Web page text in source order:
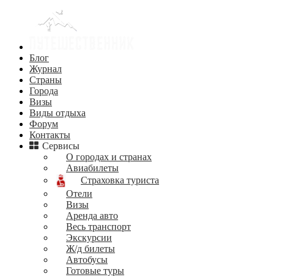
Блог
Журнал
Страны
Города
Визы
Виды отдыха
Форум
Контакты
Сервисы
О городах и странах
Авиабилеты
Страховка туриста
Отели
Визы
Аренда авто
Весь транспорт
Экскурсии
Ж/д билеты
Автобусы
Готовые туры